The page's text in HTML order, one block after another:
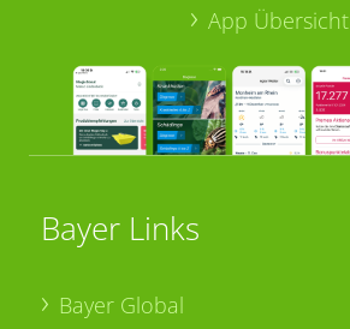
App Übersicht
Bayer Links
Bayer Global